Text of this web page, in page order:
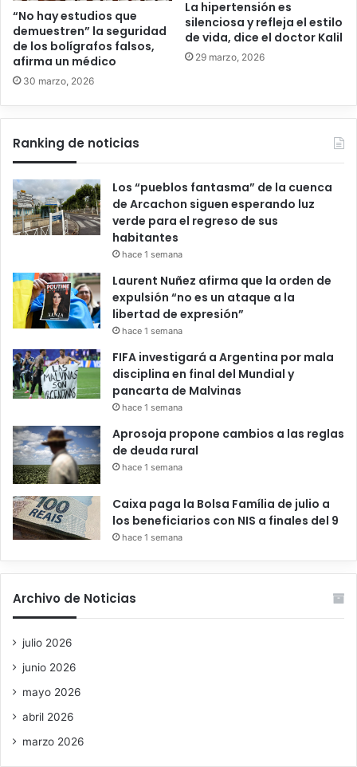
“No hay estudios que
demuestren” la seguridad
de los bolígrafos falsos,
afirma un médico
30 marzo, 2026
La hipertensión es
silenciosa y refleja el estilo
de vida, dice el doctor Kalil
29 marzo, 2026
Ranking de noticias
Los “pueblos fantasma” de la cuenca
de Arcachon siguen esperando luz
verde para el regreso de sus
habitantes
hace 1 semana
Laurent Nuñez afirma que la orden de
expulsión “no es un ataque a la
libertad de expresión”
hace 1 semana
FIFA investigará a Argentina por mala
disciplina en final del Mundial y
pancarta de Malvinas
hace 1 semana
Aprosoja propone cambios a las reglas
de deuda rural
hace 1 semana
Caixa paga la Bolsa Família de julio a
los beneficiarios con NIS a finales del 9
hace 1 semana
Archivo de Noticias
julio 2026
junio 2026
mayo 2026
abril 2026
marzo 2026